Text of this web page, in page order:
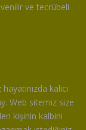
ve tecrübeli
kalıcı
Web sitemiz size
kişinin kalbini